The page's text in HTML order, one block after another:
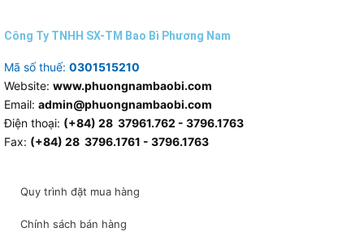
Công Ty TNHH SX-TM Bao Bì Phương Nam
Mã số thuế: 0301515210
Website: www.phuongnambaobi.com
Email: admin@phuongnambaobi.com
Điện thoại: (+84) 28 37961.762 - 3796.1763
Fax: (+84) 28 3796.1761 - 3796.1763
Quy trình đặt mua hàng
Chính sách bán hàng